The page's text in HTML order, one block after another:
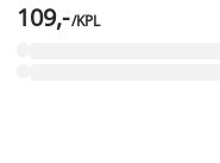
109,-/KPL